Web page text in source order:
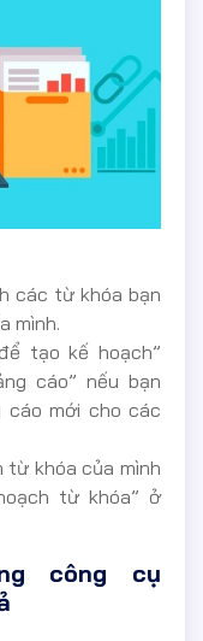
các từ khóa bạn
mình.
tạo kế hoạch”
cáo” nếu bạn
cáo mới cho các
từ khóa của mình
từ khóa” ở
công cụ